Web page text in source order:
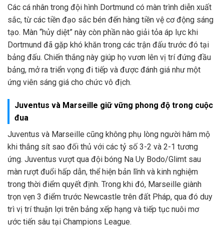
Các cá nhân trong đội hình Dortmund có màn trình diễn xuất
sắc, từ các tiền đạo sắc bén đến hàng tiền vệ cơ động sáng
tạo. Màn “hủy diệt” này còn phần nào giải tỏa áp lực khi
Dortmund đã gặp khó khăn trong các trận đấu trước đó tại
bảng đấu. Chiến thắng này giúp họ vươn lên vị trí đứng đầu
bảng, mở ra triển vọng đi tiếp và được đánh giá như một
ứng viên sáng giá cho chức vô địch.
Juventus và Marseille giữ vững phong độ trong cuộc
đua
Juventus và Marseille cũng không phụ lòng người hâm mộ
khi thắng sít sao đối thủ với các tỷ số 3-2 và 2-1 tương
ứng. Juventus vượt qua đội bóng Na Uy Bodo/Glimt sau
màn rượt đuổi hấp dẫn, thể hiện bản lĩnh và kinh nghiệm
trong thời điểm quyết định. Trong khi đó, Marseille giành
trọn vẹn 3 điểm trước Newcastle trên đất Pháp, qua đó duy
trì vị trí thuận lợi trên bảng xếp hạng và tiếp tục nuôi mơ
ước tiến sâu tại Champions League.